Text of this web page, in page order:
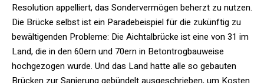
Resolution appelliert, das Sondervermögen beherzt zu nutzen.
Die Brücke selbst ist ein Paradebeispiel für die zukünftig zu
bewältigenden Probleme: Die Aichtalbrücke ist eine von 31 im
Land, die in den 60ern und 70ern in Betontrogbauweise
hochgezogen wurde. Und das Land hatte alle so gebauten
Brücken zur Sanierung gebündelt ausgeschrieben, um Kosten